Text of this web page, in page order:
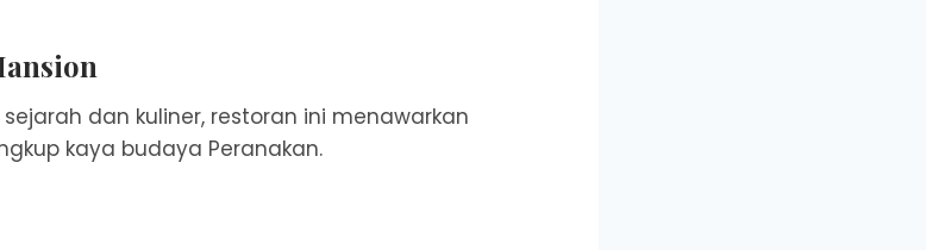
dan kuliner, restoran ini menawarkan
kaya budaya Peranakan.